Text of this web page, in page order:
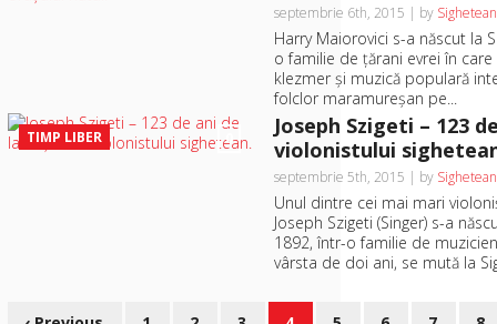
septembrie 6th, 2015 | by
Harry Maiorovici s-a născut la
o familie de ţărani evrei în
klezmer şi muzică populară
folclor maramureşan pe...
TIMP LIBER 0
Joseph Szigeti – 123
violonistului
septembrie 5th, 2015 | by
Unul dintre cei mai mari
Joseph Szigeti (Singer) s-a
1892, într-o familie de
vârsta de doi ani, se mută la